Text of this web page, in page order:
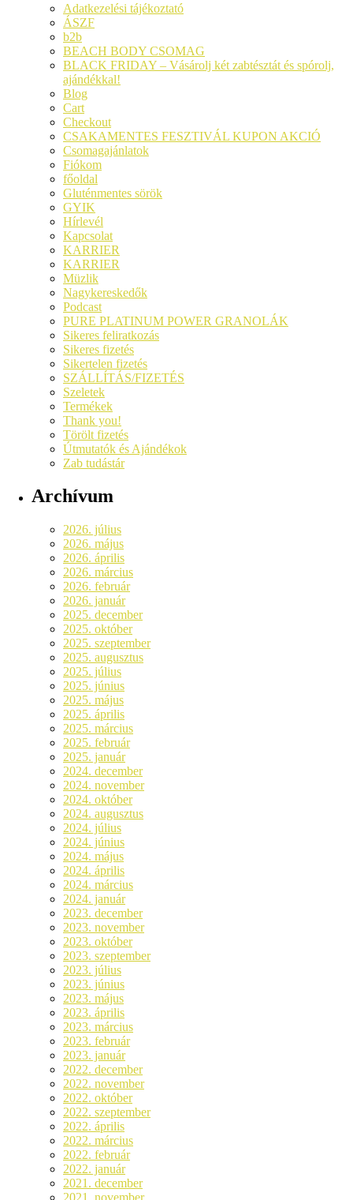
Adatkezelési tájékoztató
ÁSZF
b2b
BEACH BODY CSOMAG
BLACK FRIDAY – Vásárolj két zabtésztát és spórolj,
ajándékkal!
Blog
Cart
Checkout
CSAKAMENTES FESZTIVÁL KUPON AKCIÓ​
Csomagajánlatok
Fiókom
főoldal
Gluténmentes sörök
GYIK
Hírlevél
Kapcsolat
KARRIER
KARRIER
Müzlik
Nagykereskedők
Podcast
PURE PLATINUM POWER GRANOLÁK
Sikeres feliratkozás
Sikeres fizetés
Sikertelen fizetés
SZÁLLÍTÁS/FIZETÉS
Szeletek
Termékek
Thank you!
Törölt fizetés
Útmutatók és Ajándékok
Zab tudástár
Archívum
2026. július
2026. május
2026. április
2026. március
2026. február
2026. január
2025. december
2025. október
2025. szeptember
2025. augusztus
2025. július
2025. június
2025. május
2025. április
2025. március
2025. február
2025. január
2024. december
2024. november
2024. október
2024. augusztus
2024. július
2024. június
2024. május
2024. április
2024. március
2024. január
2023. december
2023. november
2023. október
2023. szeptember
2023. július
2023. június
2023. május
2023. április
2023. március
2023. február
2023. január
2022. december
2022. november
2022. október
2022. szeptember
2022. április
2022. március
2022. február
2022. január
2021. december